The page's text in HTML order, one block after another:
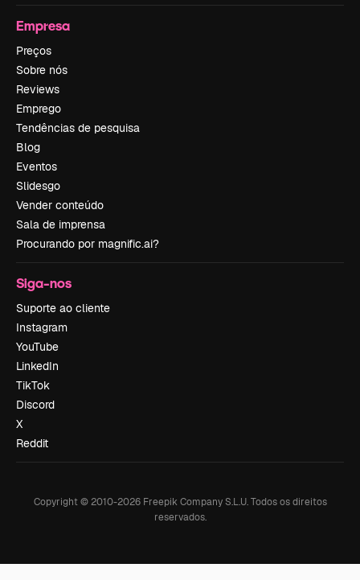
Empresa
Preços
Sobre nós
Reviews
Emprego
Tendências de pesquisa
Blog
Eventos
Slidesgo
Vender conteúdo
Sala de imprensa
Procurando por magnific.ai?
Siga-nos
Suporte ao cliente
Instagram
YouTube
LinkedIn
TikTok
Discord
X
Reddit
Copyright © 2010-2026Freepik Company S.L.U. Todos os direitos
reservados.